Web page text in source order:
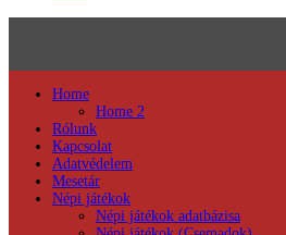
Home
Home 2
Rólunk
Kapcsolat
Adatvédelem
Mesetár
Népi játékok
Népi játékok adatbázisa